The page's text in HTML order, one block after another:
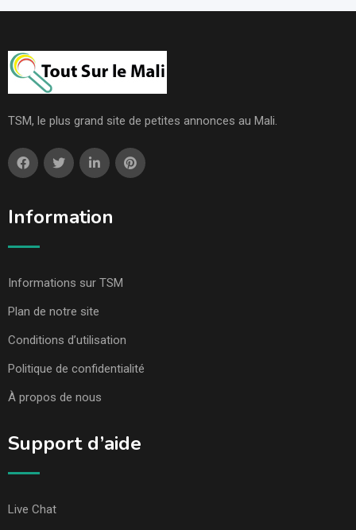
TSM, le plus grand site de petites annonces au Mali.
Information
Informations sur TSM
Plan de notre site
Conditions d’utilisation
Politique de confidentialité
À propos de nous
Support d’aide
Live Chat